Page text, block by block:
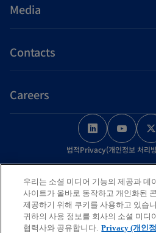
Media
Contacts
Careers
o
p
e
s
i
n
o
p
e
s
i
n
법적Privacy(개인정보 처리
© 2026 KPMG Samjong Accounting
Company and a member firm of the
independent member firms affiliated
a private English company limited by
우리는 소셜 미디어 기능의 제공과 데
사이트가 올바로 동작하고 개인화된
제공하기 위해 쿠키를 사용하고 있습
귀하의 사용 정보를 회사의 소셜 미디
협력사와 공유합니다. Privacy (개인